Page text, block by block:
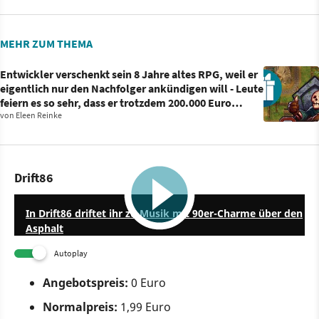
MEHR ZUM THEMA
Entwickler verschenkt sein 8 Jahre altes RPG, weil er
eigentlich nur den Nachfolger ankündigen will - Leute
feiern es so sehr, dass er trotzdem 200.000 Euro
einnimmt
von Eleen Reinke
Drift86
In Drift86 driftet ihr zu Musik mit 90er-Charme über den
Asphalt
Autoplay
Angebotspreis: 0 Euro
Normalpreis: 1,99 Euro